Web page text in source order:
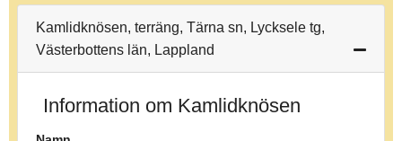
Kamlidknösen, terräng, Tärna sn, Lycksele tg,
Västerbottens län, Lappland
Information om Kamlidknösen